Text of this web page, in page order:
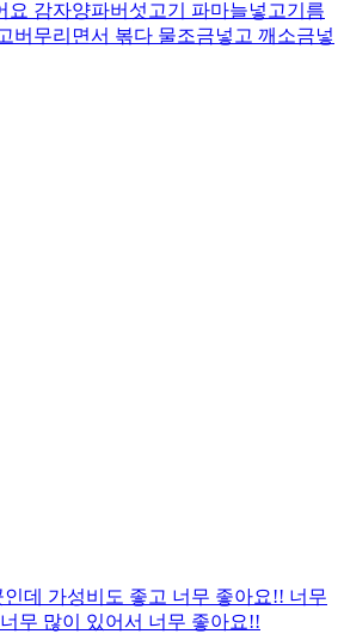
요 감자양파버섯고기 파마늘넣고기름
버무리면서 볶다 물조금넣고 깨소금넣
데 가성비도 좋고 너무 좋아요!! 너무
무 많이 있어서 너무 좋아요!!